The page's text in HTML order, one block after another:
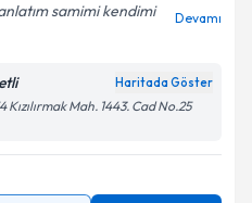
samimi kendimi
Devamı
Haritada Göster
Kızılırmak Mah. 1443. Cad No.25